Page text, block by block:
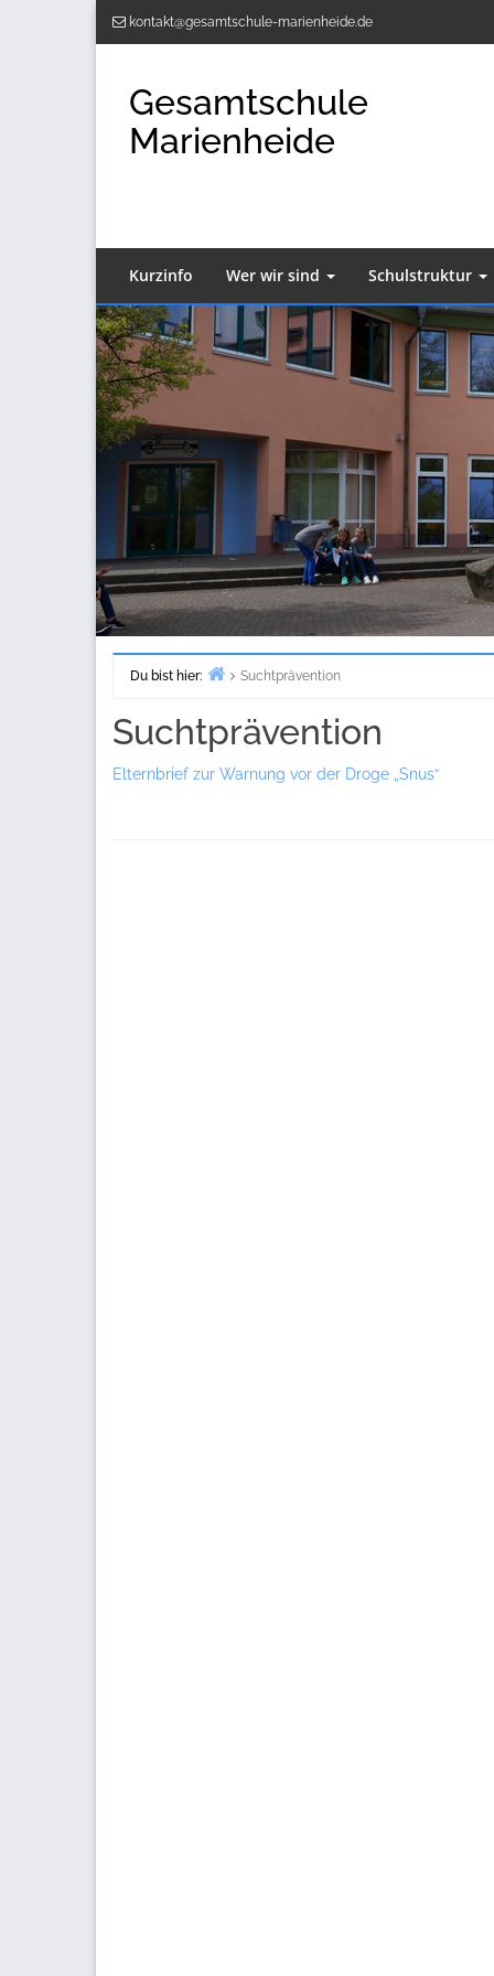
kontakt@gesamtschule-marienheide.de
Gesamtschule
Marienheide
Kurzinfo Wer wir sind Schulstruktur
Du bist hier:
Suchtprävention
Suchtprävention
Elternbrief zur Warnung vor der Droge „Snus“